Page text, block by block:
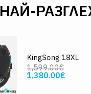
НАЙ-
KingSong 18XL
1,599.00€
1,380.00€